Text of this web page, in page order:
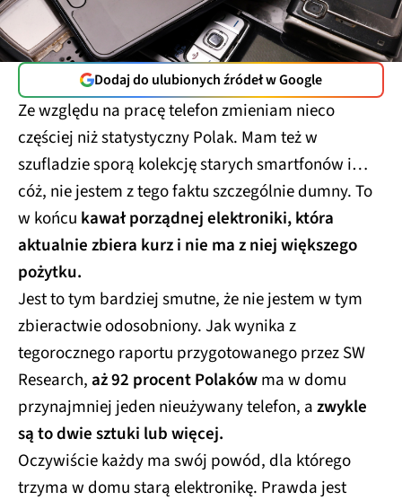
Dodaj do ulubionych źródeł w Google
Ze względu na pracę telefon zmieniam nieco
częściej niż statystyczny Polak. Mam też w
szufladzie sporą kolekcję starych smartfonów i…
cóż, nie jestem z tego faktu szczególnie dumny. To
w końcu kawał porządnej elektroniki, która
aktualnie zbiera kurz i nie ma z niej większego
pożytku.
Jest to tym bardziej smutne, że nie jestem w tym
zbieractwie odosobniony. Jak wynika z
tegorocznego raportu przygotowanego przez SW
Research,aż 92 procent Polakówma w domu
przynajmniej jeden nieużywany telefon, azwykle
są to dwie sztuki lub więcej.
Oczywiście każdy ma swój powód, dla którego
trzyma w domu starą elektronikę. Prawda jest